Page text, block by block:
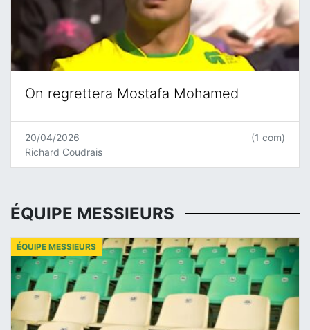
On regrettera Mostafa Mohamed
20/04/2026
Richard Coudrais
(1 com)
ÉQUIPE MESSIEURS
ÉQUIPE MESSIEURS